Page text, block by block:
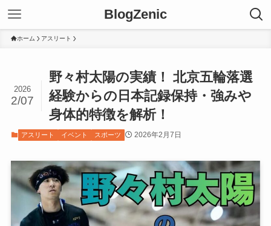
BlogZenic
ホーム アスリート
野々村太陽の実績！ 北京五輪落選
経験からの日本記録保持・強みや
身体的特徴を解析！
2026
2/07
アスリート イベント スポーツ 2026年2月7日